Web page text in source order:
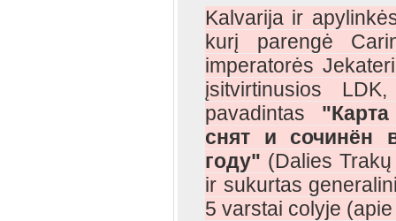
Kalvarija ir
kurį parengė
imperatorės
įsitvirtinusios
pavadintas
снят и сочинён
году" (Dalies
ir sukurtas
5 varstai colyje